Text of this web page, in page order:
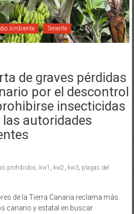
Ambiente Tenerife
de graves pérdidas
por el descontrol
insecticidas
las autoridades
prohibidos, kw1 , kw2, kw3, plagas del
de la Tierra Canaria reclama más
canario y estatal en buscar